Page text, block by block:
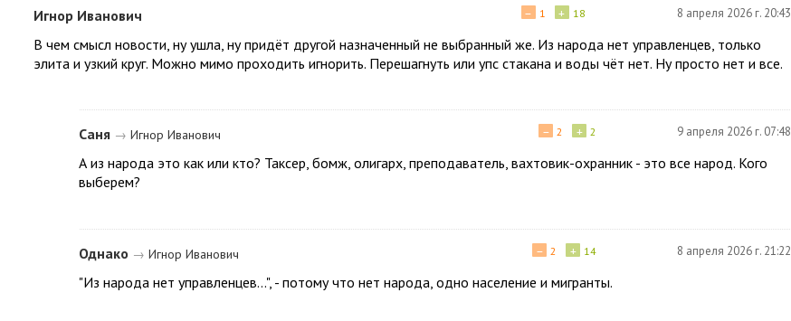
Игнор Иванович + 18
− 1 8 апреля 2026 г. 20:43
В чем смысл новости, ну ушла, ну придёт другой назначенный не выбранный же. Из народа нет управленцев, только
элита и узкий круг. Можно мимо проходить игнорить. Перешагнуть или упс стакана и воды чёт нет. Ну просто нет и все.
Саня → Игнор Иванович + 2
− 2 9 апреля 2026 г. 07:48
А из народа это как или кто? Таксер, бомж, олигарх, преподаватель, вахтовик-охранник - это все народ. Кого
выберем?
Однако → Игнор Иванович + 14
− 2 8 апреля 2026 г. 21:22
"Из народа нет управленцев...", - потому что нет народа, одно население и мигранты.